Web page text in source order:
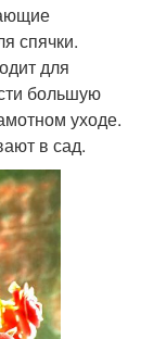
спячки.
для
большую
уходе.
в сад.